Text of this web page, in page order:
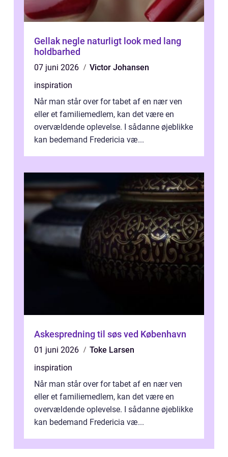
Gellak negle naturligt look med lang
holdbarhed
07 juni 2026
Victor Johansen
inspiration
Når man står over for tabet af en nær ven
eller et familiemedlem, kan det være en
overvældende oplevelse. I sådanne øjeblikke
kan bedemand Fredericia væ...
Askespredning til søs ved København
01 juni 2026
Toke Larsen
inspiration
Når man står over for tabet af en nær ven
eller et familiemedlem, kan det være en
overvældende oplevelse. I sådanne øjeblikke
kan bedemand Fredericia væ...